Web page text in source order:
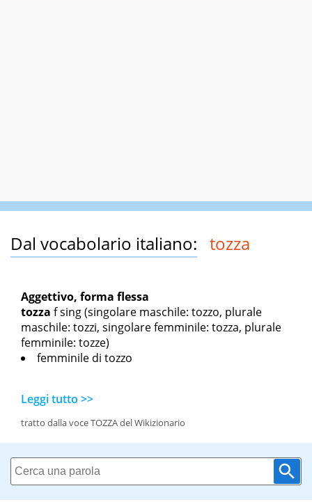
Dal vocabolario italiano: tozza
Aggettivo, forma flessa
tozza f sing(singolare maschile: tozzo, plurale
maschile: tozzi, singolare femminile: tozza, plurale
femminile: tozze)
femminile di tozzo
Leggi tutto >>
tratto dalla voce TOZZA del Wikizionario